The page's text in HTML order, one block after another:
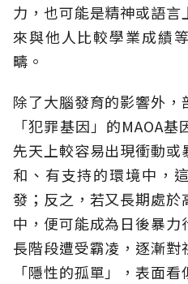
力，也可能是精神或語
來與他人比較學業成績
疇。
除了大腦發育的影響外
「犯罪基因」的MAOA
先天上較容易出現衝動
和、有支持的環境中，
發；反之，若又長期處
中，便可能成為日後暴
長階段遭受霸凌，逐漸
「隱性的孤單」，表面